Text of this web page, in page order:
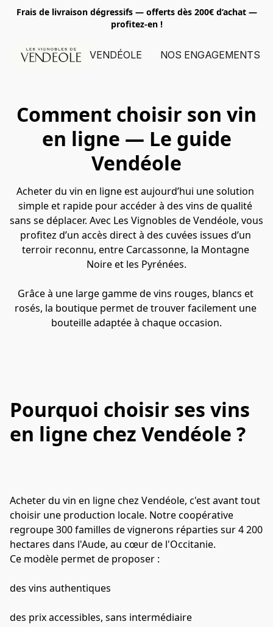
Frais de livraison dégressifs — offerts dès 200€ d’achat —
profitez-en !
VENDÉOLE NOS ENGAGEMENTS
Comment choisir son vin
en ligne — Le guide
Vendéole
Acheter du vin en ligne est aujourd’hui une solution
simple et rapide pour accéder à des vins de qualité
sans se déplacer. Avec Les Vignobles de Vendéole, vous
profitez d’un accès direct à des cuvées issues d’un
terroir reconnu, entre Carcassonne, la Montagne
Noire et les Pyrénées.
Grâce à une large gamme de vins rouges, blancs et
rosés, la boutique permet de trouver facilement une
bouteille adaptée à chaque occasion.
Pourquoi choisir ses vins
en ligne chez Vendéole ?
Acheter du vin en ligne chez Vendéole, c'est avant tout
choisir une production locale. Notre coopérative
regroupe 300 familles de vignerons réparties sur 4 200
hectares dans l'Aude, au cœur de l'Occitanie.
Ce modèle permet de proposer :
des vins authentiques
des prix accessibles, sans intermédiaire